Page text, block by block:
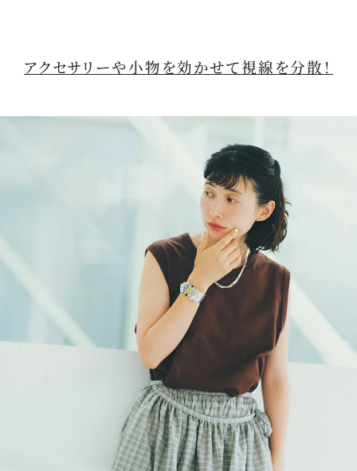
アクセサリーや小物を効かせて視線を分散！